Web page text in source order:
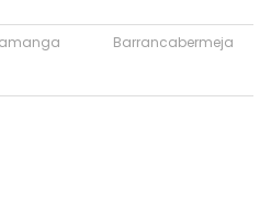
Barrancabermeja